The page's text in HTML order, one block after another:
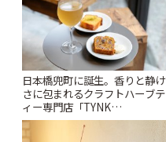
日本橋兜町に誕生。香りと静け
さに包まれるクラフトハーブテ
ィー専門店「TYNK
Kabutocho」 | ことりっぷ